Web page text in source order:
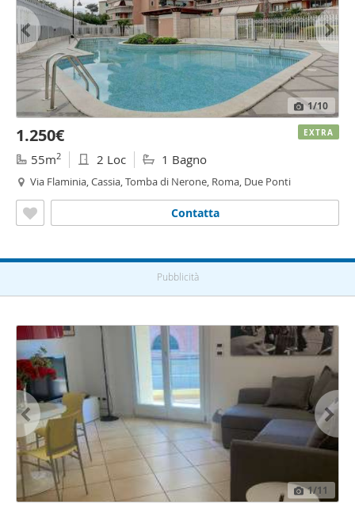
1/10
1.250€
55m2 2 Loc 1 Bagno
Via Flaminia, Cassia, Tomba di Nerone, Roma, Due Ponti
Contatta
EXTRA
Pubblicità
1/11